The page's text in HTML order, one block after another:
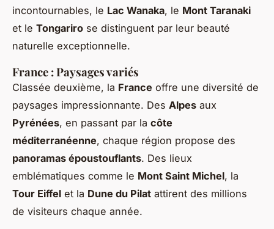
incontournables, le Lac Wanaka, le Mont Taranaki
et le Tongariro se distinguent par leur beauté
naturelle exceptionnelle.
France : Paysages variés
Classée deuxième, la France offre une diversité de
paysages impressionnante. Des Alpes aux
Pyrénées, en passant par la côte
méditerranéenne, chaque région propose des
panoramas époustouflants. Des lieux
emblématiques comme le Mont Saint Michel, la
Tour Eiffel et la Dune du Pilat attirent des millions
de visiteurs chaque année.